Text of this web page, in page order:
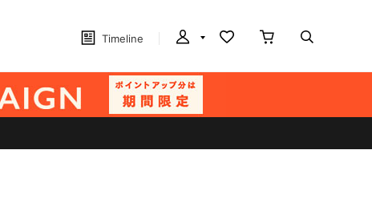
Timeline